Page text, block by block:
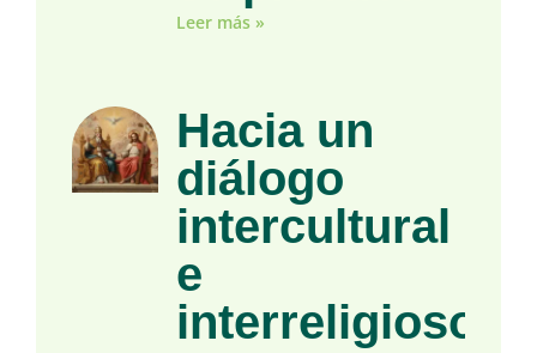
Leer más »
Hacia un
diálogo
intercultural
e
interreligioso